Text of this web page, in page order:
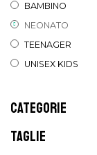
BAMBINO
NEONATO
TEENAGER
UNISEX KIDS
CATEGORIE
TAGLIE